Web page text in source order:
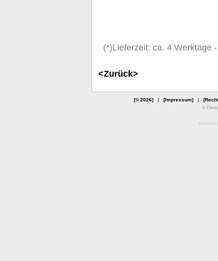
(*)Lieferzeit: ca. 4 Werktage
<Zurück>
[© 2026]| [Impressum]|
©